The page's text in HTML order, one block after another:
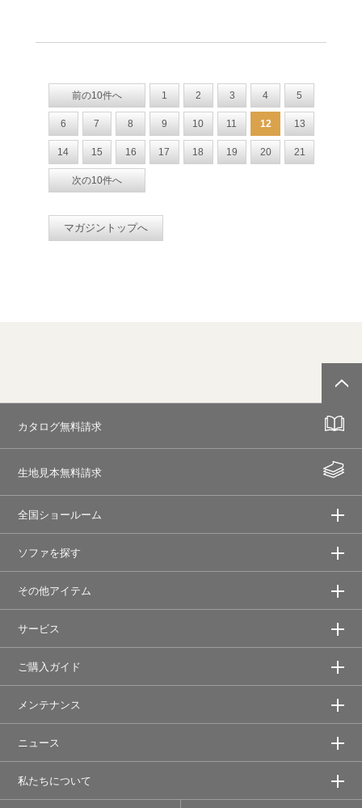
前の10件へ 1 2 3 4 5
6 7 8 9 10 11 12 13
14 15 16 17 18 19 20 21
次の10件へ
マガジントップへ
カタログ無料請求
生地見本無料請求
全国ショールーム
ソファを探す
その他アイテム
サービス
ご購入ガイド
メンテナンス
ニュース
私たちについて